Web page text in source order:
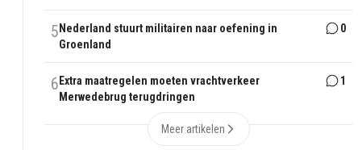
5 Nederland stuurt militairen naar oefening in
Groenland
0
6 Extra maatregelen moeten vrachtverkeer
Merwedebrug terugdringen
1
Meer artikelen